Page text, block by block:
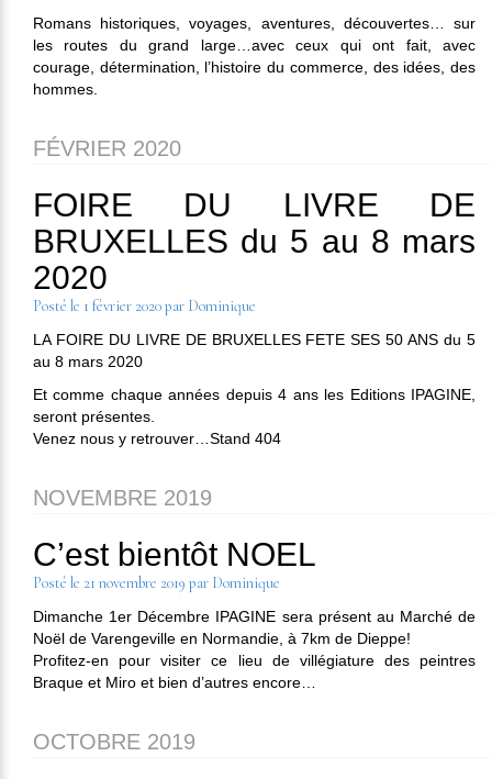
Romans historiques, voyages, aventures, découvertes… sur
les routes du grand large…avec ceux qui ont fait, avec
courage, détermination, l’histoire du commerce, des idées, des
hommes.
FÉVRIER 2020
FOIRE DU LIVRE DE
BRUXELLES du 5 au 8 mars
2020
Posté le 1 février 2020par Dominique
LA FOIRE DU LIVRE DE BRUXELLES FETE SES 50 ANS du 5
au 8 mars 2020
Et comme chaque années depuis 4 ans les Editions IPAGINE,
seront présentes.
Venez nous y retrouver…Stand 404
NOVEMBRE 2019
C’est bientôt NOEL
Posté le 21 novembre 2019 par Dominique
Dimanche 1er Décembre IPAGINE sera présent au Marché de
Noël de Varengeville en Normandie, à 7km de Dieppe!
Profitez-en pour visiter ce lieu de villégiature des peintres
Braque et Miro et bien d’autres encore…
OCTOBRE 2019